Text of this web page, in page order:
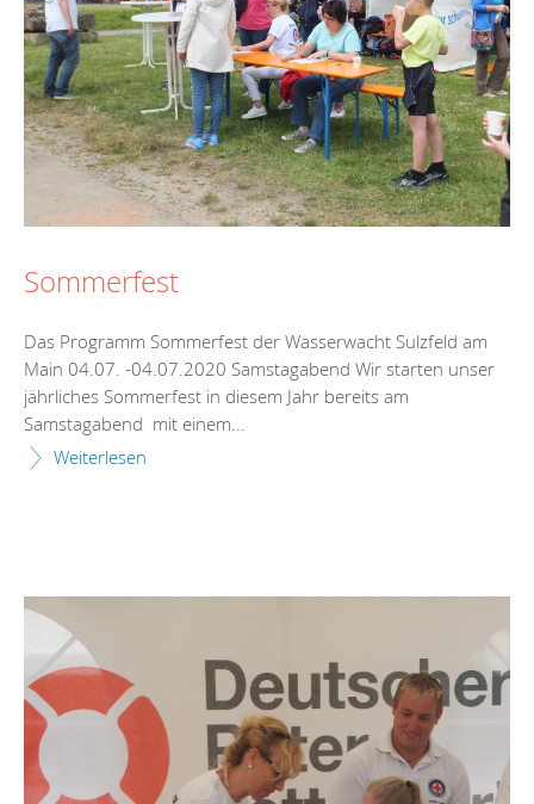
Sommerfest
Das Programm Sommerfest der Wasserwacht Sulzfeld am
Main 04.07. -04.07.2020 Samstagabend Wir starten unser
jährliches Sommerfest in diesem Jahr bereits am
Samstagabend mit einem...
Weiterlesen